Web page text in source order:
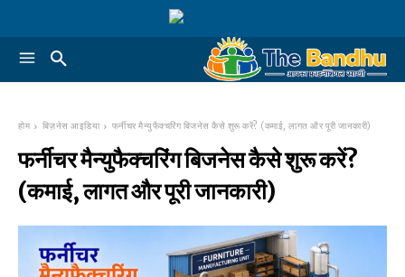
होम बिज़नेस आइडिया फर्नीचर मैन्युफैक्चरिंग बिजनेस कैसे शुरू करें? (कमाई, लागत और पूरी जानकारी)
फर्नीचर मैन्युफैक्चरिंग बिजनेस कैसे शुरू करें?
(कमाई, लागत और पूरी जानकारी)